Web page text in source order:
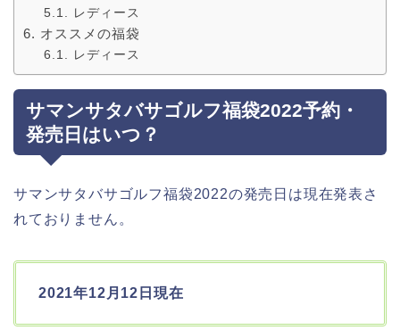
レディース
オススメの福袋
レディース
サマンサタバサゴルフ福袋2022予約・
発売日はいつ？
サマンサタバサゴルフ福袋2022の発売日は現在発表さ
れておりません。
2021年12月12日現在